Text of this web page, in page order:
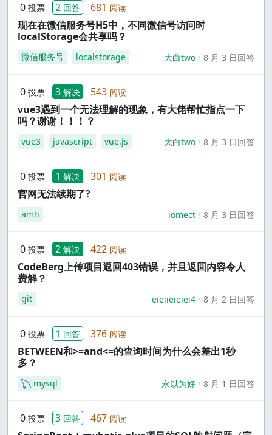
0 投票 2 回答 681 阅读
现在在微信服务号H5中，不同微信号访问时
localStorage会共享吗？
微信服务号 localstorage 大白two 8 月 3 日回答
0 投票 3 解决 543 阅读
vue3遇到一个无法理解的现象，有大佬帮忙指点一下
吗？谢谢！！！？
vue3 javascript vue.js 大白two 8 月 3 日回答
0 投票 1 解决 301 阅读
官网无法续期了?
amh iomect 8 月 3 日回答
0 投票 2 解决 422 阅读
CodeBerg上传项目返回403错误，并且返回内容令人
费解？
git eieiieieiei4 8 月 2 日回答
0 投票 1 回答 376 阅读
BETWEEN和>=and<=的查询时间为什么会差出1秒
多？
mysql 永以为好 8 月 1 日回答
0 投票 3 回答 467 阅读